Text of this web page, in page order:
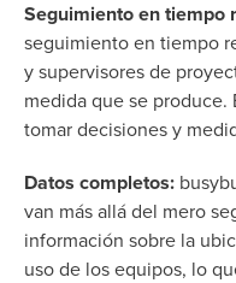
Seguimiento en tiempo
seguimiento en tiempo
y supervisores de
medida que se
tomar decisiones y
Datos completos:
van más allá del mero
información sobre la
uso de los equipos, lo